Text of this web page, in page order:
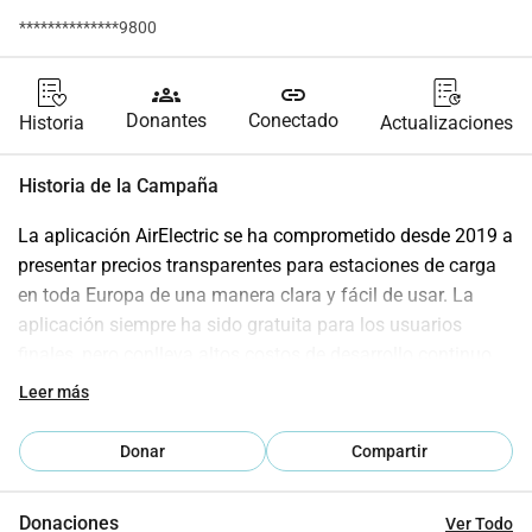
**************9800
Historia
groups
Donantes
link
Conectado Actualizaciones
Historia de la Campaña
La aplicación AirElectric se ha comprometido desde 2019 a
presentar precios transparentes para estaciones de carga
en toda Europa de una manera clara y fácil de usar. La
aplicación siempre ha sido gratuita para los usuarios
(más de 80 actualizaciones de Android y más de 30
operación del servidor.Desde hace aproximadamente tres
meses, los usuarios pueden buscar estaciones de carga
Leer más
Donar Compartir
Donaciones Ver Todo